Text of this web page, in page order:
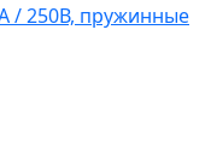
/ 250В, пружинные